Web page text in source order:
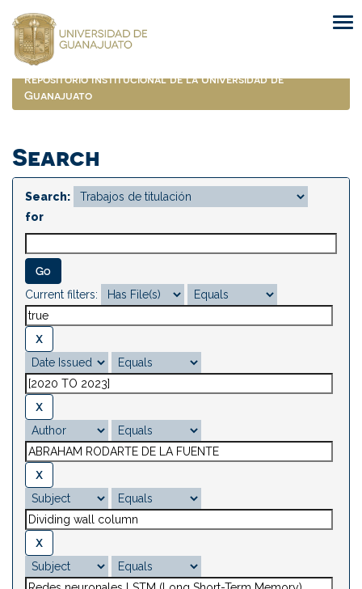
navigation
Repositorio Institucional de la Universidad de
Guanajuato
Search
Search:
for
Current filters: